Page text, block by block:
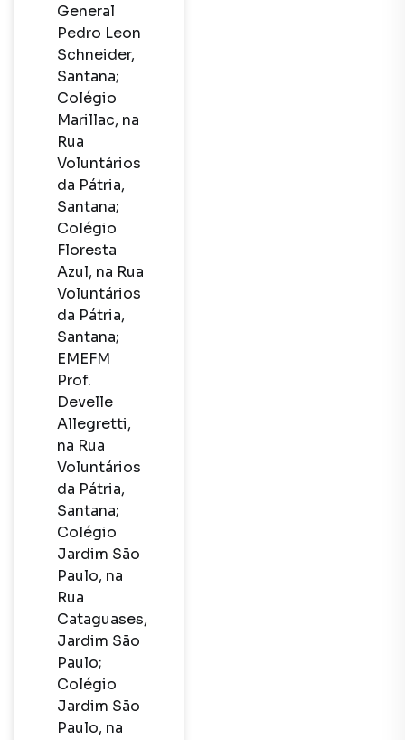
General
Pedro Leon
Schneider,
Santana;
Colégio
Marillac, na
Rua
Voluntários
da Pátria,
Santana;
Colégio
Floresta
Azul, na Rua
Voluntários
da Pátria,
Santana;
EMEFM
Prof.
Develle
Allegretti,
na Rua
Voluntários
da Pátria,
Santana;
Colégio
Jardim São
Paulo, na
Rua
Cataguases,
Jardim São
Paulo;
Colégio
Jardim São
Paulo, na